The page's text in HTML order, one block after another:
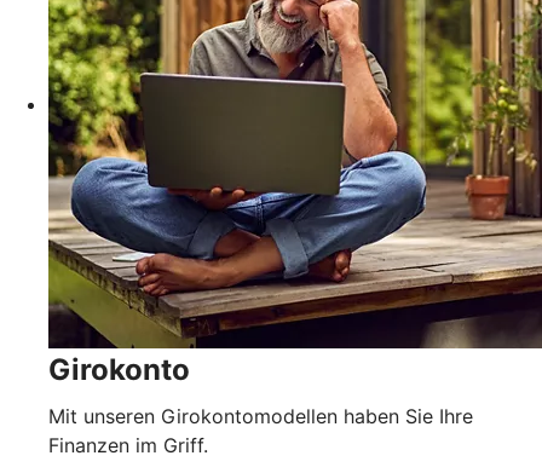
Girokonto
Mit unseren Girokontomodellen haben Sie Ihre
Finanzen im Griff.